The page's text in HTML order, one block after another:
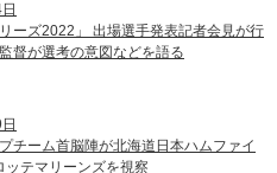
リーズ2022」 出場選手発表記者会見が行
督が選考の意図などを語る
チーム首脳陣が北海道日本ハムファイ
ッテマリーンズを視察